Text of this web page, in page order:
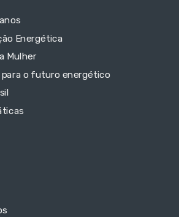
Energética
Mulher
para o futuro energético